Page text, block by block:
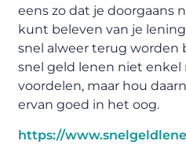
eens zo dat je doorgaans
kunt beleven van je
snel alweer terug worden
snel geld lenen niet enkel
voordelen, maar hou
ervan goed in het oog.
https://